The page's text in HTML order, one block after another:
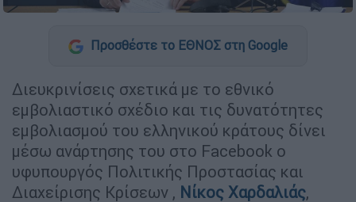
Προσθέστε το ΕΘΝΟΣ στη Google
Διευκρινίσεις σχετικά με το εθνικό
εμβολιαστικό σχέδιο και τις δυνατότητες
εμβολιασμού του ελληνικού κράτους δίνει
μέσω ανάρτησης του στο Facebook ο
υφυπουργός Πολιτικής Προστασίας και
Διαχείρισης Κρίσεων , Νίκος Χαρδαλιάς,